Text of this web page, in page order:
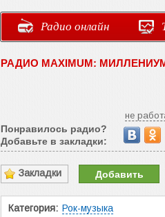
Радио онлайн
РАДИО MAXIMUM:
не
Понравилось радио?
Добавьте в закладки:
Закладки Добавить
Категория: Рок-музыка